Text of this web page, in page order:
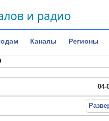
и радио
Каналы Регионы
04-